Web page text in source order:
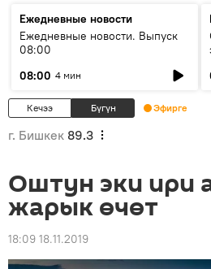
Ежедневные новости
Ежедневные новости. Выпуск
08:00
08:00 4 мин
Кечээ Бүгүн Эфирге
г. Бишкек 89.3
Оштун эки ири
жарык өчөт
18:09 18.11.2019